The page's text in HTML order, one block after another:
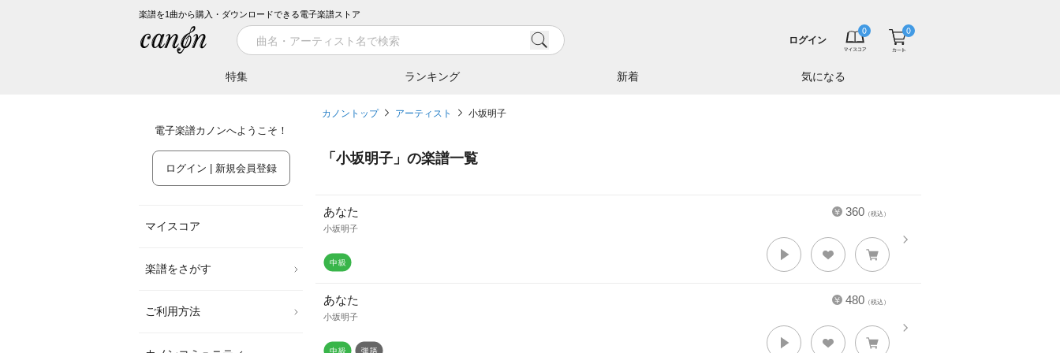
楽譜を1曲から購入・ダウンロードできる電子楽譜ストア
特集 ランキング 新着 気になる
ログイン
電子楽譜カノンへようこそ！
ログイン | 新規会員登録
マイスコア
楽譜をさがす
ご利用方法
カノントップ アーティスト 小坂明子
「 小坂明子 」の楽譜一覧
360 （税込）
あなた
小坂明子
480 （税込）
あなた
小坂明子